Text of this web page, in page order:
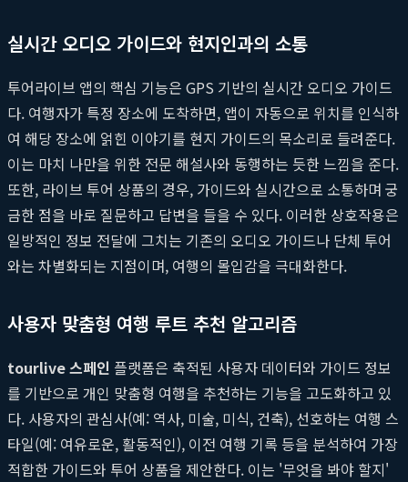
실시간 오디오 가이드와 현지인과의 소통
투어라이브 앱의 핵심 기능은 GPS 기반의 실시간 오디오 가이드
다. 여행자가 특정 장소에 도착하면, 앱이 자동으로 위치를 인식하
여 해당 장소에 얽힌 이야기를 현지 가이드의 목소리로 들려준다.
이는 마치 나만을 위한 전문 해설사와 동행하는 듯한 느낌을 준다.
또한, 라이브 투어 상품의 경우, 가이드와 실시간으로 소통하며 궁
금한 점을 바로 질문하고 답변을 들을 수 있다. 이러한 상호작용은
일방적인 정보 전달에 그치는 기존의 오디오 가이드나 단체 투어
와는 차별화되는 지점이며, 여행의 몰입감을 극대화한다.
사용자 맞춤형 여행 루트 추천 알고리즘
tourlive 스페인 플랫폼은 축적된 사용자 데이터와 가이드 정보
를 기반으로 개인 맞춤형 여행을 추천하는 기능을 고도화하고 있
다. 사용자의 관심사(예: 역사, 미술, 미식, 건축), 선호하는 여행 스
타일(예: 여유로운, 활동적인), 이전 여행 기록 등을 분석하여 가장
적합한 가이드와 투어 상품을 제안한다. 이는 '무엇을 봐야 할지'